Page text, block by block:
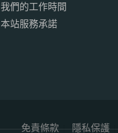
我們的工作時間
本站服務承諾
免責條款 隱私保護